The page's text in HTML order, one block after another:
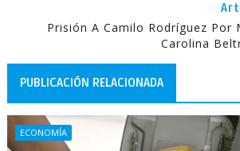
Prisión A Camilo Rodríguez Por
Carolina
PUBLICACIÓN RELACIONADA
ECONOMÍA